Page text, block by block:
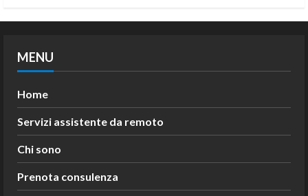
MENU
Home
Servizi assistente da remoto
Chi sono
Prenota consulenza